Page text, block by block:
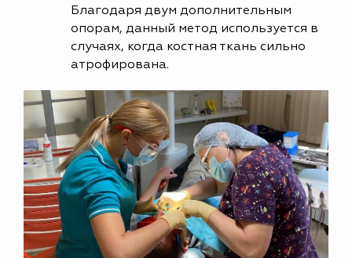
Благодаря двум дополнительным
опорам, данный метод используется в
случаях, когда костная ткань сильно
атрофирована.